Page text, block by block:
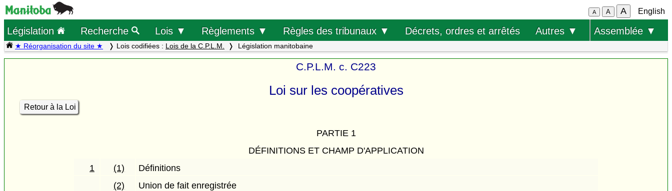
A A A English
Législation Recherche Lois ▼ Règlements ▼ Règles des tribunaux ▼ Décrets, ordres et arrêtés Autres ▼ Assemblée ▼
★ Réorganisation du site ★ Lois codifiées : Lois de la C.P.L.M. Législation manitobaine
C.P.L.M. c. C223
Loi sur les coopératives
Retour à la Loi
PARTIE 1
DÉFINITIONS ET CHAMP D'APPLICATION
1
(1)
Définitions
(2)
Union de fait enregistrée